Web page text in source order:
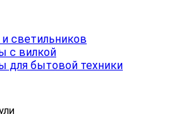
светильников
с вилкой
для бытовой техники